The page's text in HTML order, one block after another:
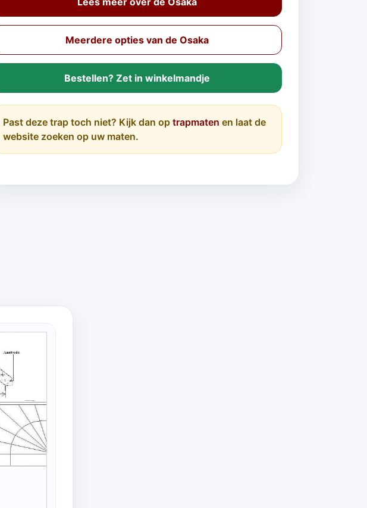
Meerdere opties van de Osaka
Bestellen? Zet in winkelmandje
Past deze trap toch niet? Kijk dan op trapmaten en laat de
website zoeken op uw maten.